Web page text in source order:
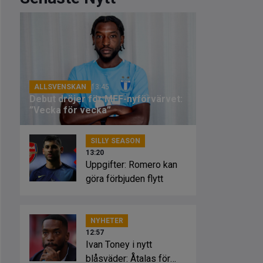
ALLSVENSKAN 13:45
Debut dröjer för MFF-nyförvärvet:
”Vecka för vecka”
SILLY SEASON
13:20
Uppgifter: Romero kan
göra förbjuden flytt
NYHETER
12:57
Ivan Toney i nytt
blåsväder: Åtalas för